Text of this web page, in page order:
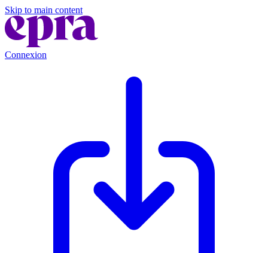
Skip to main content
Connexion